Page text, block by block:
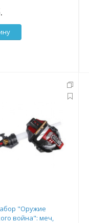
"Оружие
война": меч,